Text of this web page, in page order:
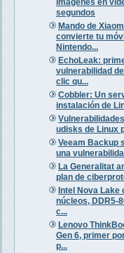
segundos
Mando de
convierte tu
Nintendo...
EchoLeak:
vulnerabilidad
clic qu...
Cobbler: Un
instalación de
udisks de Linux
Veeam Backup
una
La Generalitat
plan de
Intel Nova Lake
núcleos, DDR5-
c...
Lenovo
Gen 6, primer
p...